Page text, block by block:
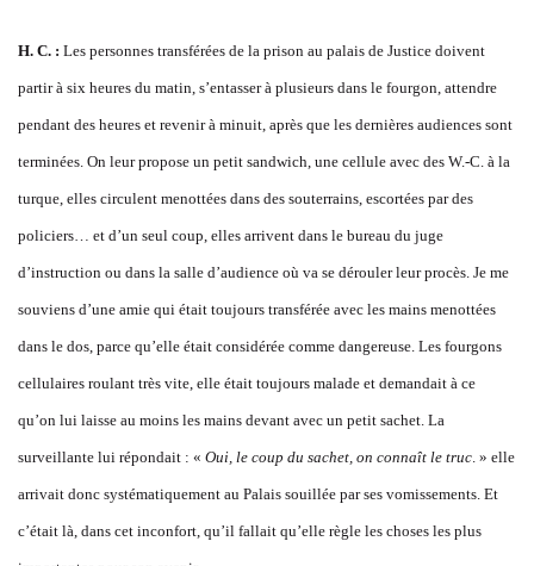
H. C. : Les personnes transférées de la prison au palais de Justice doivent
partir à six heures du matin, s’entasser à plusieurs dans le fourgon, attendre
pendant des heures et revenir à minuit, après que les dernières audiences sont
terminées. On leur propose un petit sandwich, une cellule avec des W.-C. à la
turque, elles circulent menottées dans des souterrains, escortées par des
policiers… et d’un seul coup, elles arrivent dans le bureau du juge
d’instruction ou dans la salle d’audience où va se dérouler leur procès. Je me
souviens d’une amie qui était toujours transférée avec les mains menottées
dans le dos, parce qu’elle était considérée comme dangereuse. Les fourgons
cellulaires roulant très vite, elle était toujours malade et demandait à ce
qu’on lui laisse au moins les mains devant avec un petit sachet. La
surveillante lui répondait : « Oui, le coup du sachet, on connaît le truc . » elle
arrivait donc systématiquement au Palais souillée par ses vomissements. Et
c’était là, dans cet inconfort, qu’il fallait qu’elle règle les choses les plus